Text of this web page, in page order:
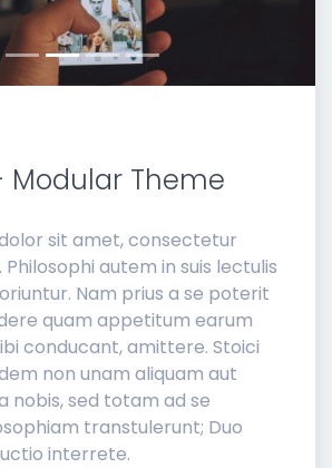
Modular Theme
sit amet, consectetur
autem in suis lectulis
Nam prius a se poterit
quam appetitum earum
conducant, amittere. Stoici
non unam aliquam aut
nobis, sed totam ad se
transtulerunt; Duo
interrete.